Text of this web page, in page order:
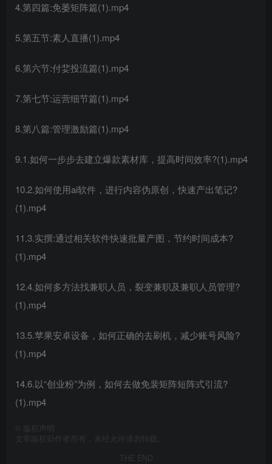
4.第四篇:免萎矩阵篇(1).mp4
5.第五节:素人直播(1).mp4
6.第六节:付婓投流篇(1).mp4
7.第七节:运营细节篇(1).mp4
8.第八篇:管理激励篇(1).mp4
9.1.如何一步步去建立爆款素材库，提高时间效率?(1).mp4
10.2.如何使用ai软件，进行内容伪原创，快速产出笔记?
(1).mp4
11.3.实撰:通过相关软件快速批量产图，节约时间成本?
(1).mp4
12.4.如何多方法找兼职人员，裂变兼职及兼职人员管理?
(1).mp4
13.5.苹果安卓设备，如何正确的去刷机，减少账号风险?
(1).mp4
14.6.以“创业粉”为例，如何去做免裴矩阵短阵式引流?
(1).mp4
版权声明
文章版权归作者所有，未经允许请勿转载。
THE END